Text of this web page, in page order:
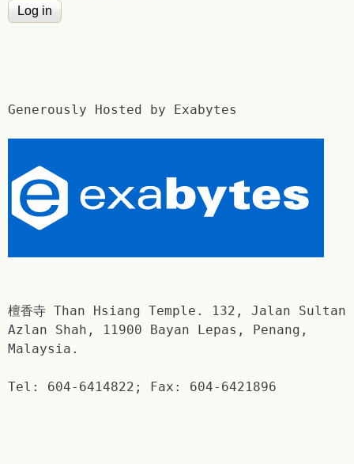
Generously Hosted by Exabytes
檀香寺 Than Hsiang Temple. 132, Jalan Sultan
Azlan Shah, 11900 Bayan Lepas, Penang,
Malaysia.
Tel: 604-6414822; Fax: 604-6421896